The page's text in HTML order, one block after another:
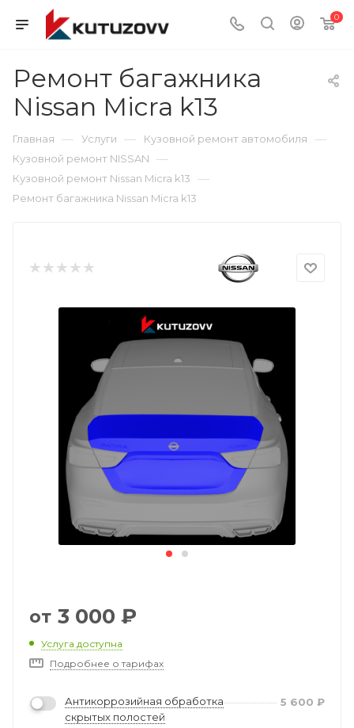
0
Ремонт багажника
Nissan Micra k13
Главная — Услуги — Кузовной ремонт автомобиля —
Кузовной ремонт NISSAN —
Кузовной ремонт Nissan Micra k13 —
Ремонт багажника Nissan Micra k13
от 3 000 ₽
Услуга доступна
Подробнее о тарифах
Антикоррозийная обработка
скрытых полостей
5 600 ₽